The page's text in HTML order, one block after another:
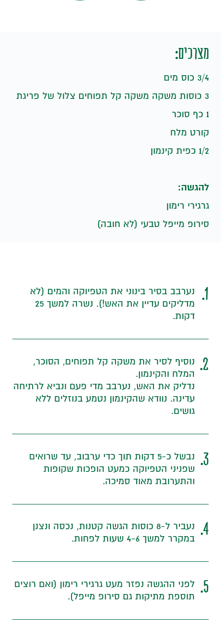
מצרכים:
3/4 כוס מים
3 כוסות משקה משקה קל תפוחים צלול של פריגת
1 כף סוכר
קורט מלח
1/2 כפית קינמון
להגשה:
גרגירי רימון
סירופ מייפל טבעי (לא חובה)
1.
נערבב בסיר בינוני את הטפיוקה והמים (לא
מדליקים עדיין את האש!). נשרה למשך 25
דקות.
2.
נוסיף לסיר את משקה קל תפוחים, הסוכר,
המלח והקינמון.
נדליק את האש, נערבב מדי פעם ונביא לרתיחה
עדינה. נוודא שהקינמון נטמע בנוזלים ללא
גושים.
3.
נבשל כ-5 דקות תוך כדי ערבוב, עד שרואים
שפניני הטפיוקה כמעט הופכות שקופות
והתערובת מאוד סמיכה.
4.
נעביר ל-8 כוסות הגשה קטנות, נכסה ונצנן
במקרר למשך 4-6 שעות לפחות.
5.
לפני ההגשה נפזר מעט גרגירי רימון (ואם רוצים
תוספת מתיקות גם סירופ מייפל).